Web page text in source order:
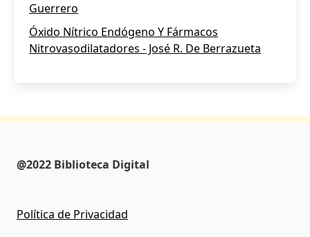
Guerrero
Óxido Nítrico Endógeno Y Fármacos
Nitrovasodilatadores - José R. De Berrazueta
@2022 Biblioteca Digital
Política de Privacidad